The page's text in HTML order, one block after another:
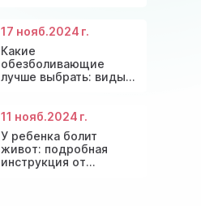
17 нояб.2024 г.
Какие
обезболивающие
лучше выбрать: виды
применение
11 нояб.2024 г.
У ребенка болит
живот: подробная
инструкция от